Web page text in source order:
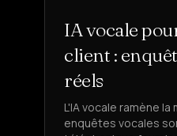
IA vocale
client :
réels
L'IA vocale ramène
enquêtes vocales